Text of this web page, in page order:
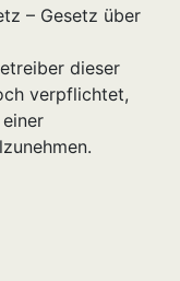
– Gesetz über
dieser
verpflichtet,